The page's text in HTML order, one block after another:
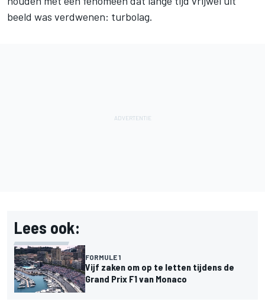
beeld was verdwenen: turbolag.
Lees ook:
FORMULE 1
Vijf zaken om op te letten tijdens de
Grand Prix F1 van Monaco